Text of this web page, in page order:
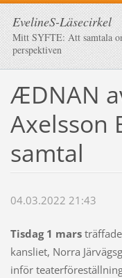
EvelineS-Läsecirkel
Mitt SYFTE: Att samtala
perspektiven
ÆDNAN
Axelsson
samtal
04.03.2022 21:43
Tisdag 1 mars
kansliet, Norra
inför